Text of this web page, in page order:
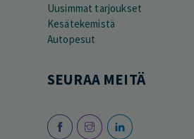
Uusimmat tarjoukset
Kesätekemistä
Autopesut
SEURAA MEITÄ